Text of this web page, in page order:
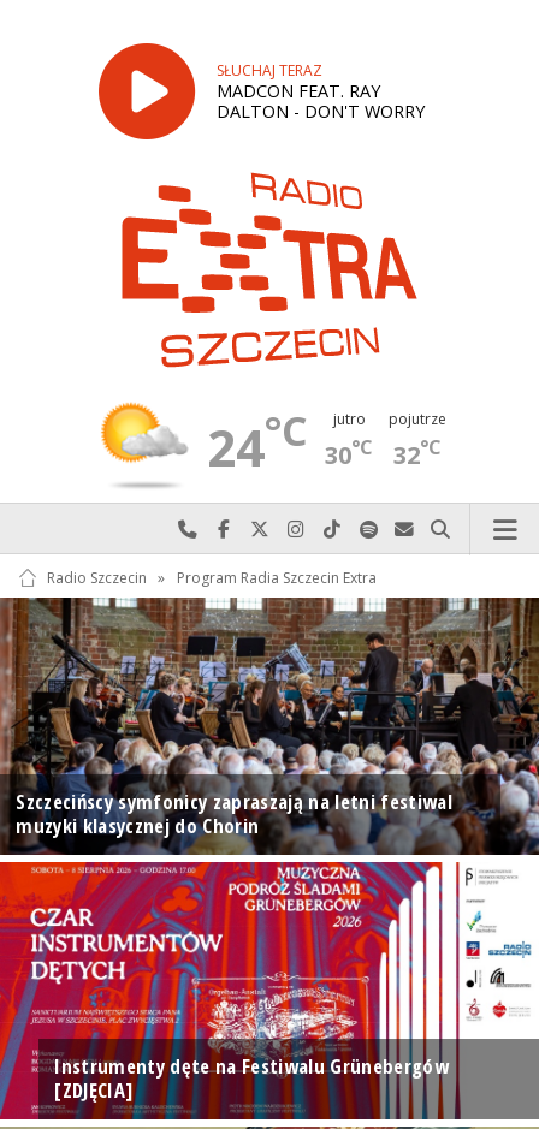
SŁUCHAJ TERAZ
MADCON FEAT. RAY
DALTON - DON'T WORRY
24°C jutro
30°C
pojutrze
32°C
Najlepiej po prostu do nas zadzwoń
Odwiedź nas na Facebook-u
Odwiedź nas na X
Odwiedź nas na Instagram-ie
Odwiedź nas na TikTok-u
Szukaj nas na Spotify
Wyślij do nas
Szukaj
Radio Szczecin » Program Radia Szczecin Extra
Szczecińscy symfonicy zapraszają na letni festiwal
muzyki klasycznej do Chorin
Instrumenty dęte na Festiwalu Grünebergów
[ZDJĘCIA]